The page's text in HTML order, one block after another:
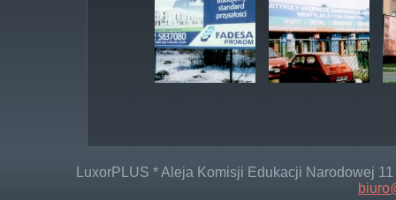
LuxorPLUS * Aleja Komisji Edukacji Narodowej